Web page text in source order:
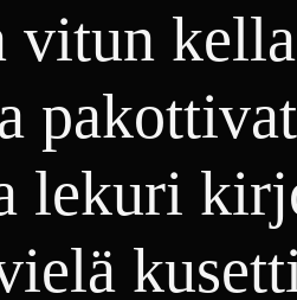
vitun
lekuri